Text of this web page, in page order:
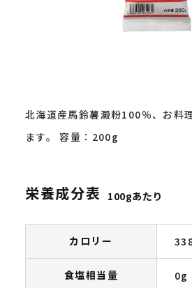
北海道産馬鈴薯澱粉100％、お料
ます。 容量：200g
栄養成分表 100gあたり
カロリー
食塩相当量 0g